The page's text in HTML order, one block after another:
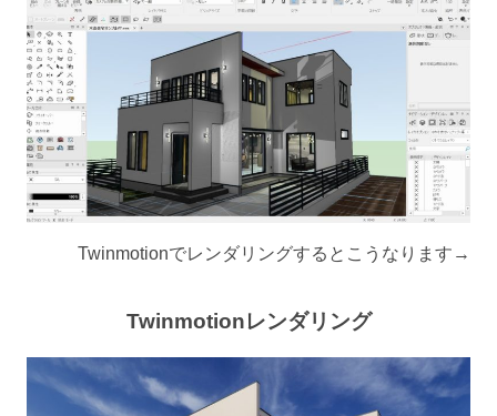
Twinmotionでレンダリングするとこうなります→
Twinmotionレンダリング